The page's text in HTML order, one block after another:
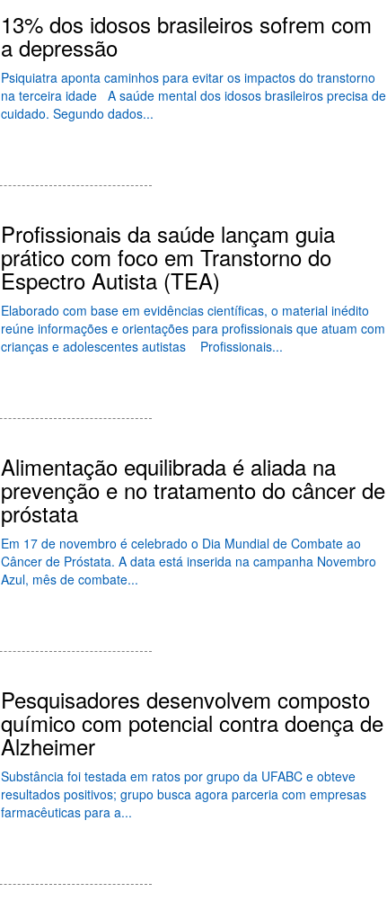
13% dos idosos brasileiros sofrem com
a depressão
Psiquiatra aponta caminhos para evitar os impactos do transtorno
na terceira idade A saúde mental dos idosos brasileiros precisa de
cuidado. Segundo dados...
Profissionais da saúde lançam guia
prático com foco em Transtorno do
Espectro Autista (TEA)
Elaborado com base em evidências científicas, o material inédito
reúne informações e orientações para profissionais que atuam com
crianças e adolescentes autistas Profissionais...
Alimentação equilibrada é aliada na
prevenção e no tratamento do câncer de
próstata
Em 17 de novembro é celebrado o Dia Mundial de Combate ao
Câncer de Próstata. A data está inserida na campanha Novembro
Azul, mês de combate...
Pesquisadores desenvolvem composto
químico com potencial contra doença de
Alzheimer
Substância foi testada em ratos por grupo da UFABC e obteve
resultados positivos; grupo busca agora parceria com empresas
farmacêuticas para a...